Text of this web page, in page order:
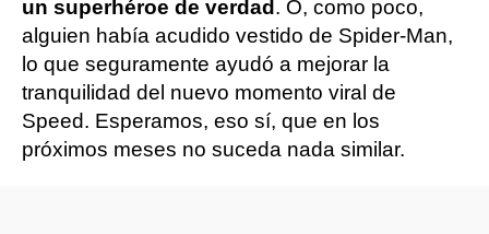
un superhéroe de verdad . O, como poco,
alguien había acudido vestido de Spider-Man,
lo que seguramente ayudó a mejorar la
tranquilidad del nuevo momento viral de
Speed. Esperamos, eso sí, que en los
próximos meses no suceda nada similar.